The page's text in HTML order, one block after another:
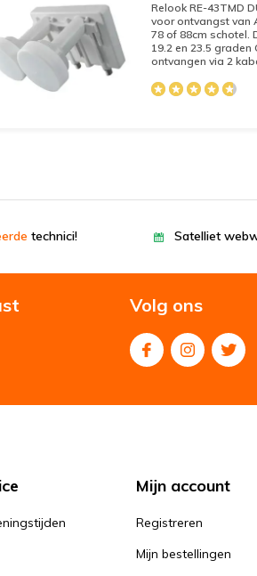
Relook RE-43TMD
voor ontvangst van
78 of 88cm schotel.
19.2 en 23.5
ontvangen via 2
technici! Satelliet
Volg ons
Mijn account
Registreren
Mijn bestellingen